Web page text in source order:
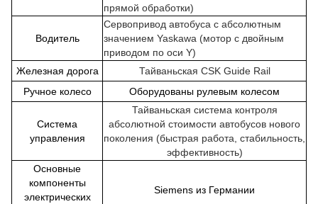
прямой обработки)
Водитель
Сервопривод автобуса с абсолютным
значением Yaskawa (мотор с двойным
приводом по оси Y)
Железная дорога
Тайваньская CSK Guide Rail
Ручное колесо
Оборудованы рулевым колесом
Система
управления
Тайваньская система контроля
абсолютной стоимости автобусов нового
поколения (быстрая работа, стабильность,
эффективность)
Основные
компоненты
электрических
Siemens из Германии